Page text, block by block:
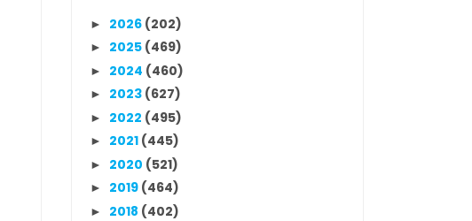
► 2026 (202)
► 2025 (469)
► 2024 (460)
► 2023 (627)
► 2022 (495)
► 2021 (445)
► 2020 (521)
► 2019 (464)
► 2018 (402)